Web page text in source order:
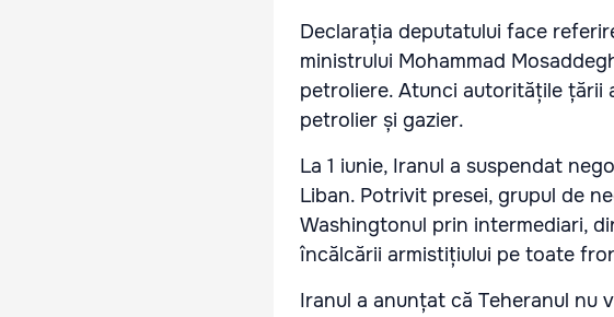
Declarația deputatului face
ministrului Mohammad
petroliere. Atunci autoritățile țării
petrolier și gazier.
La 1 iunie, Iranul a suspendat
Liban. Potrivit presei, grupul de
Washingtonul prin intermediari,
încălcării armistițiului pe toate
Iranul a anunțat că Teheranul nu